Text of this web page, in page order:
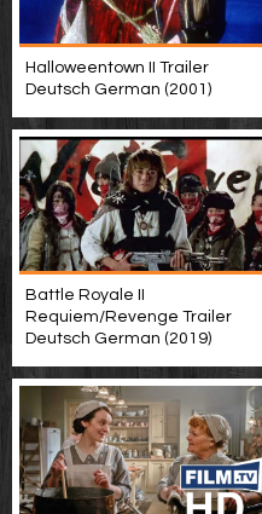
Halloweentown II Trailer
Deutsch German (2001)
Battle Royale II
Requiem/Revenge Trailer
Deutsch German (2019)